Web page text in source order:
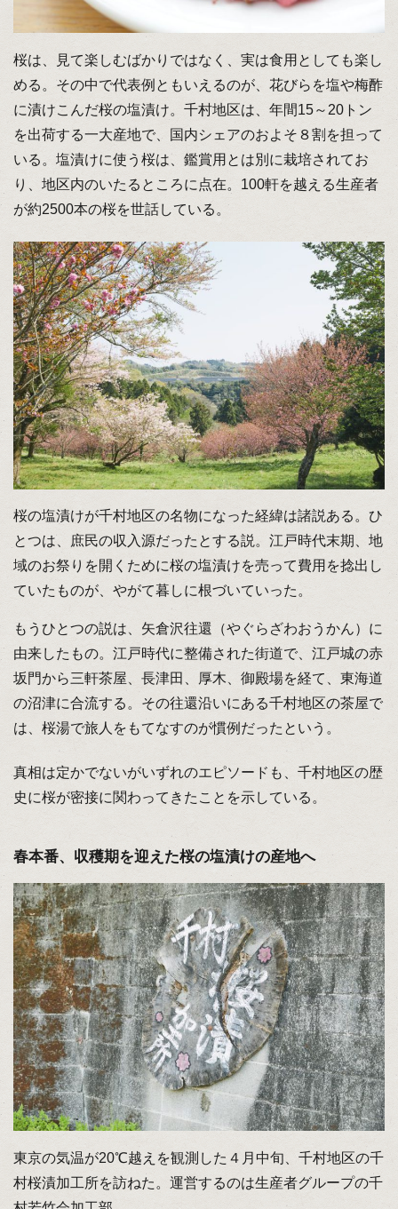
桜は、見て楽しむばかりではなく、実は食用としても楽し
める。その中で代表例ともいえるのが、花びらを塩や梅酢
に漬けこんだ桜の塩漬け。千村地区は、年間15～20トン
を出荷する一大産地で、国内シェアのおよそ８割を担って
いる。塩漬けに使う桜は、鑑賞用とは別に栽培されてお
り、地区内のいたるところに点在。100軒を越える生産者
が約2500本の桜を世話している。
桜の塩漬けが千村地区の名物になった経緯は諸説ある。ひ
とつは、庶民の収入源だったとする説。江戸時代末期、地
域のお祭りを開くために桜の塩漬けを売って費用を捻出し
ていたものが、やがて暮しに根づいていった。
もうひとつの説は、矢倉沢往還（やぐらざわおうかん）に
由来したもの。江戸時代に整備された街道で、江戸城の赤
坂門から三軒茶屋、長津田、厚木、御殿場を経て、東海道
の沼津に合流する。その往還沿いにある千村地区の茶屋で
は、桜湯で旅人をもてなすのが慣例だったという。
真相は定かでないがいずれのエピソードも、千村地区の歴
史に桜が密接に関わってきたことを示している。
春本番、収穫期を迎えた桜の塩漬けの産地へ
東京の気温が20℃越えを観測した４月中旬、千村地区の千
村桜漬加工所を訪ねた。運営するのは生産者グループの千